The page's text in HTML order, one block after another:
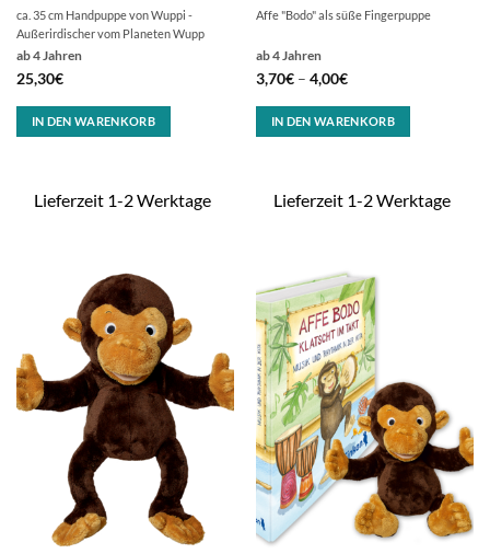
ab 4 Jahren
25,30€
ca. 35 cm Handpuppe von Wuppi -
Außerirdischer vom Planeten Wupp
IN DEN WARENKORB
Lieferzeit 1-2 Werktage
ab 4 Jahren
3,70€– 4,00€
Affe "Bodo" als süße Fingerpuppe
IN DEN WARENKORB
Lieferzeit 1-2 Werktage